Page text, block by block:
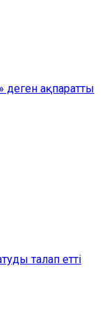
ақпаратты
талап етті